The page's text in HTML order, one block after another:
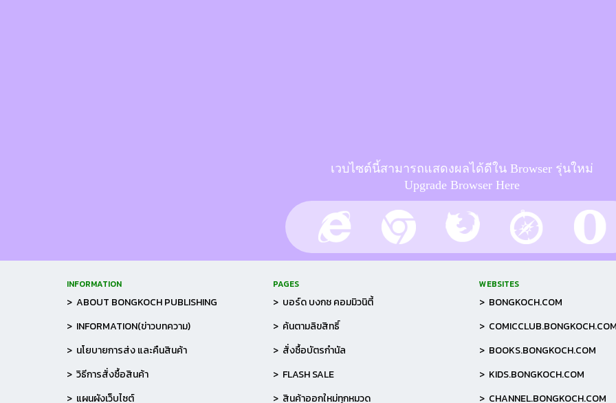
เวบไซต์นี้สามารถแสดงผลได้ดีใน Browser รุ่นใหม่
Upgrade Browser Here
INFORMATION
> ABOUT BONGKOCH PUBLISHING
> INFORMATION(ข่าวบทความ)
> นโยบายการส่ง และคืนสินค้า
> วิธีการสั่งซื้อสินค้า
> แผนผังเว็บไซต์
PAGES
> บอร์ด บงกช คอมมิวนิตี้
> ค้นตามลิขสิทธิ์
> สั่งซื้อบัตรกำนัล
> FLASH SALE
> สินค้าออกใหม่ทุกหมวด
WEBSITES
> BONGKOCH.COM
>
> BOOKS.BONGKOCH.COM
> KIDS.BONGKOCH.COM
> CHANNEL.BONGKOCH.COM